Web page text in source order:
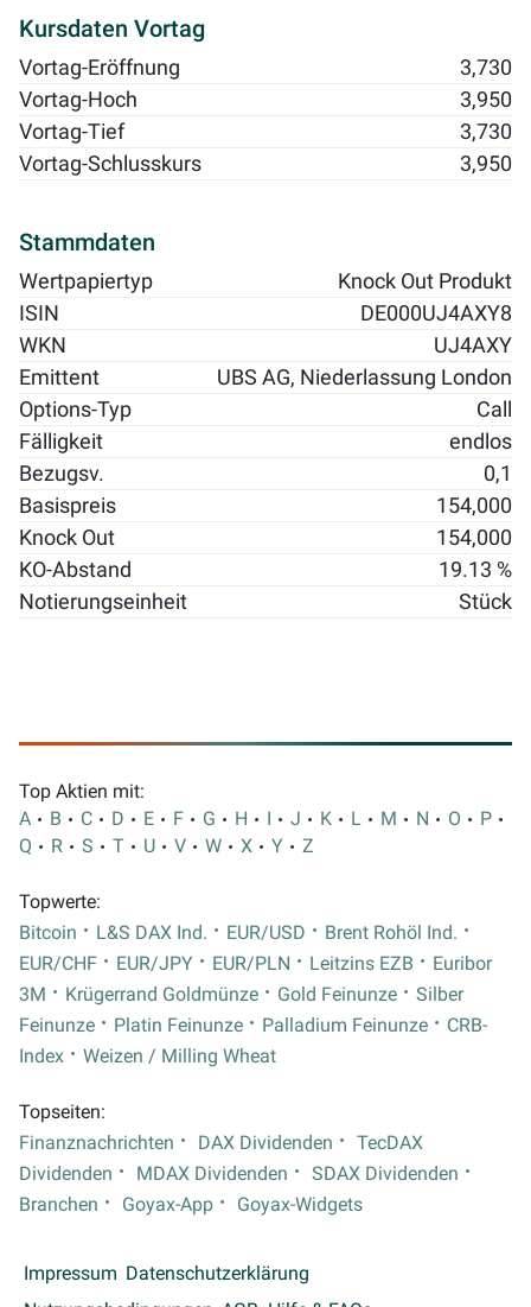
Kursdaten Vortag
Vortag-Eröffnung
3,730
Vortag-Hoch
3,950
Vortag-Tief
3,730
Vortag-Schlusskurs
3,950
Stammdaten
Wertpapiertyp
Knock Out Produkt
ISIN
DE000UJ4AXY8
WKN
UJ4AXY
Emittent
UBS AG, Niederlassung London
Options-Typ
Call
Fälligkeit
endlos
Bezugsv.
0,1
Basispreis
154,000
Knock Out
154,000
KO-Abstand
19.13 %
Notierungseinheit
Stück
Top Aktien mit:
A
B C D E F G H I J K L M N O
P
Q
R S T U V W X Y Z
Topwerte:
Bitcoin
L&S DAX Ind. EUR/USD
Brent Rohöl Ind.
EUR/CHF
EUR/JPY EUR/PLN Leitzins EZB
Euribor
3M
Krügerrand Goldmünze Gold Feinunze
Silber
Feinunze
Platin Feinunze Palladium Feinunze
CRB-
Index
Weizen / Milling Wheat
Topseiten:
Finanznachrichten
DAX Dividenden
TecDAX
Dividenden
MDAX Dividenden
SDAX Dividenden
Branchen
Goyax-App Goyax-Widgets
Impressum Datenschutzerklärung